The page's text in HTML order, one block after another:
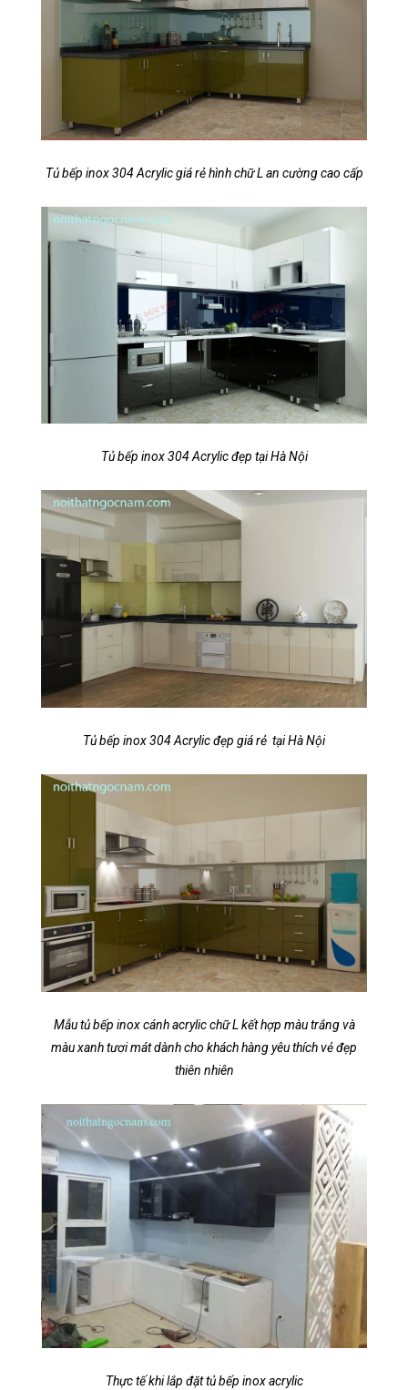
Tủ bếp inox 304 Acrylic giá rẻ hình chữ L an cường cao cấp
Tủ bếp inox 304 Acrylic đẹp tại Hà Nội
Tủ bếp inox 304 Acrylic đẹp giá rẻ tại Hà Nội
Mẫu tủ bếp inox cánh acrylic chữ L kết hợp màu trắng và
màu xanh tươi mát dành cho khách hàng yêu thích vẻ đẹp
thiên nhiên
Thực tế khi lắp đặt tủ bếp inox acrylic